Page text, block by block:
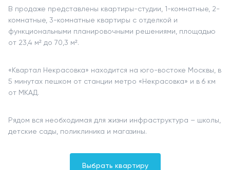
В продаже представлены квартиры-студии, 1-комнатные, 2-
комнатные, 3-комнатные квартиры с отделкой и
функциональными планировочными решениями, площадью
от 23,4 м² до 70,3 м².
«Квартал Некрасовка» находится на юго-востоке Москвы, в
5 минутах пешком от станции метро «Некрасовка» и в 6 км
от МКАД.
Рядом вся необходимая для жизни инфраструктура – школы,
детские сады, поликлиника и магазины.
Выбрать квартиру